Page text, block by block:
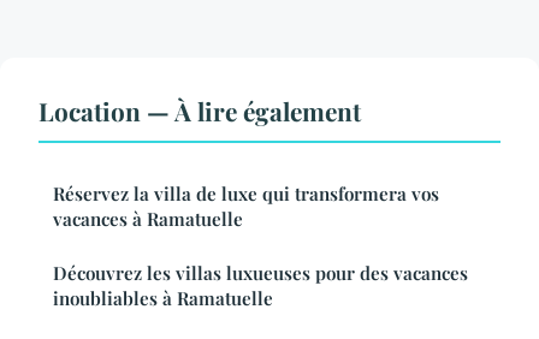
Location — À lire également
Réservez la villa de luxe qui transformera vos
vacances à Ramatuelle
Découvrez les villas luxueuses pour des vacances
inoubliables à Ramatuelle